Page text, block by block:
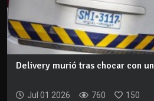
Delivery murió tras chocar con
Jul 01 2026 760 150